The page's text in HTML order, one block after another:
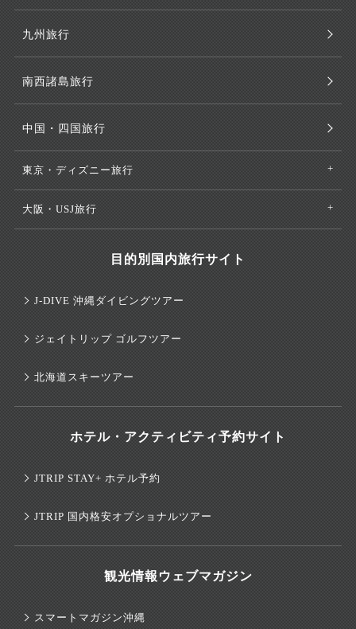
九州旅行
南西諸島旅行
中国・四国旅行
東京・ディズニー旅行
大阪・USJ旅行
目的別国内旅行サイト
J-DIVE 沖縄ダイビングツアー
ジェイトリップ ゴルフツアー
北海道スキーツアー
ホテル・アクティビティ予約サイト
JTRIP STAY+ ホテル予約
JTRIP 国内格安オプショナルツアー
観光情報ウェブマガジン
スマートマガジン沖縄